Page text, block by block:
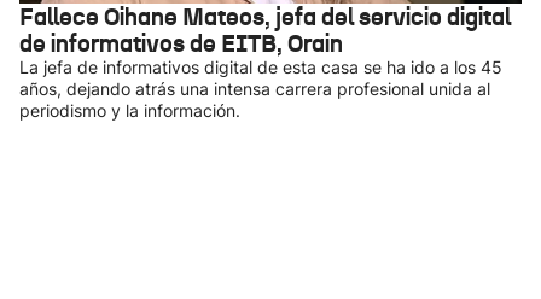
Fallece Oihane Mateos, jefa del servicio digital
de informativos de EITB, Orain
La jefa de informativos digital de esta casa se ha ido a los 45
años, dejando atrás una intensa carrera profesional unida al
periodismo y la información.